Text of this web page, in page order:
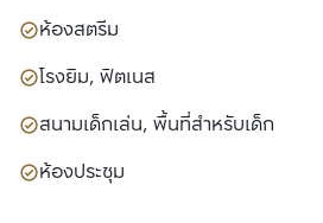
ห้องสตรีม
โรงยิม, ฟิตเนส
สนามเด็กเล่น, พื้นที่สำหรับเด็ก
ห้องประชุม